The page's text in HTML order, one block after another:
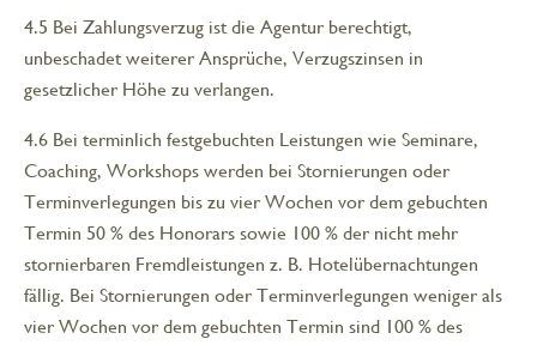
4.5 Bei Zahlungsverzug ist die Agentur berechtigt,
unbeschadet weiterer Ansprüche, Verzugszinsen in
gesetzlicher Höhe zu verlangen.
4.6 Bei terminlich festgebuchten Leistungen wie Seminare,
Coaching, Workshops werden bei Stornierungen oder
Terminverlegungen bis zu vier Wochen vor dem gebuchten
Termin 50 % des Honorars sowie 100 % der nicht mehr
stornierbaren Fremdleistungen z. B. Hotelübernachtungen
fällig. Bei Stornierungen oder Terminverlegungen weniger als
vier Wochen vor dem gebuchten Termin sind 100 % des